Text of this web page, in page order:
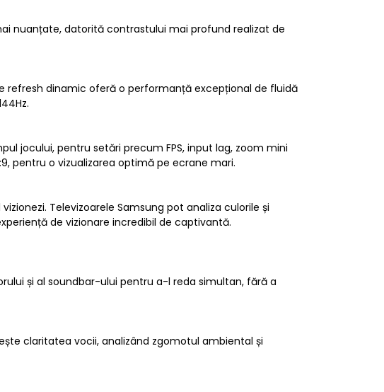
nuanțate, datorită contrastului mai profund realizat de
refresh dinamic oferă o performanță excepțional de fluidă
jocului, pentru setări precum FPS, input lag, zoom mini
pentru o vizualizarea optimă pe ecrane mari.
Televizoarele Samsung pot analiza culorile și
de vizionare incredibil de captivantă.
și al soundbar-ului pentru a-l reda simultan, fără a
claritatea vocii, analizând zgomotul ambiental și